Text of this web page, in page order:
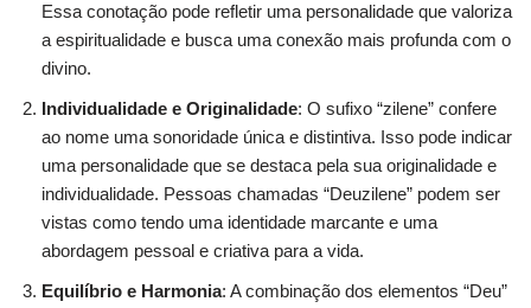
Essa conotação pode refletir uma personalidade que valoriza
a espiritualidade e busca uma conexão mais profunda com o
divino.
Individualidade e Originalidade: O sufixo “zilene” confere
ao nome uma sonoridade única e distintiva. Isso pode indicar
uma personalidade que se destaca pela sua originalidade e
individualidade. Pessoas chamadas “Deuzilene” podem ser
vistas como tendo uma identidade marcante e uma
abordagem pessoal e criativa para a vida.
Equilíbrio e Harmonia: A combinação dos elementos “Deu”